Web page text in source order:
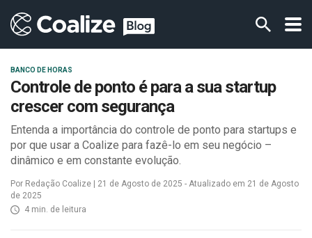
BANCO DE HORAS
Controle de ponto é para a sua startup
crescer com segurança
Entenda a importância do controle de ponto para startups e
por que usar a Coalize para fazê-lo em seu negócio –
dinâmico e em constante evolução.
Por Redação Coalize | 21 de Agosto de 2025 - Atualizado em 21 de Agosto
de 2025
4 min. de leitura